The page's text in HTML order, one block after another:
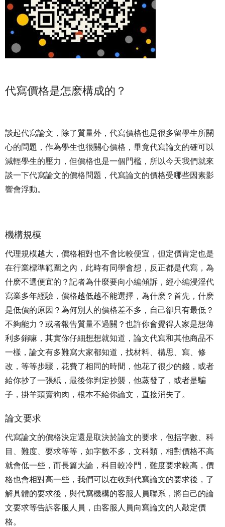
代寫價格是怎麽構成的？
談起代寫論文，除了質量外，代寫價格也是很多留學生所關
心的問題，作為學生也很關心價格，畢竟代寫論文的確可以
減輕學生的壓力，但價格也是一個門檻，所以今天我們就來
談一下代寫論文的價格問題，代寫論文的價格受哪些因素影
響會浮動。
機構規模
代理規模越大，價格相對也不會比較便宜，但定價肯定也是
在行業標準範圍之內，此時有同學會想，反正都是代寫，為
什麽不選便宜的？記者為什麼要向小編傾訴，經小編浸淫代
寫業多年經驗，價格越低越不能選擇，為什麽？首先，什麽
是低價的原因？為何別人的價格差不多，自己卻只有最低？
不夠能力？或者報告質量不過關？也許你會覺得人家是想薄
利多銷嘛，其實你仔細想想就知道，論文代寫和其他商品不
一樣，論文有多難寫大家都知道，找材料、構思、寫、修
改，等等步驟，花費了相同的時間，他花了很少的錢，或者
給你抄了一張紙，最後你判定抄襲，他蒸發了，或者是騙
子，掛羊頭賣狗肉，根本不給你論文，直接消失了。
論文要求
代寫論文的價格決定還是取決於論文的要求，包括字數、科
目、難度、要求等等，如字數不多，文科類，相對價格不高
就會低一些，而長篇大論，科目較冷門，難度要求較高，價
格也會相對高一些，我們可以在收到代寫論文的要求後，了
解具體的要求後，與代寫機構的客服人員聯系，將自己的論
文要求等告訴客服人員，由客服人員向寫論文的人敲定價
格。